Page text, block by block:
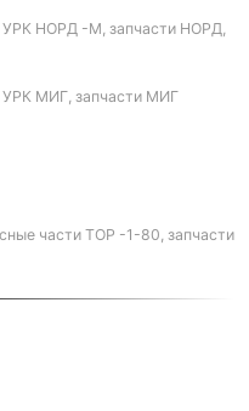
НОРД -М, запчасти НОРД,
УРК МИГ, запчасти МИГ
части ТОР -1-80, запчасти